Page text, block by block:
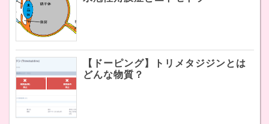
【ドーピング】トリメタジジンとは
どんな物質？